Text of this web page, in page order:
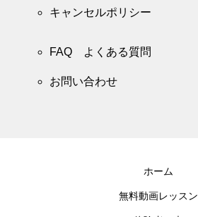
キャンセルポリシー
FAQ よくある質問
お問い合わせ
ホーム
無料動画レッスン